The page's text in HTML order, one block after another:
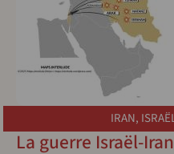
IRAN,
La guerre Israël-